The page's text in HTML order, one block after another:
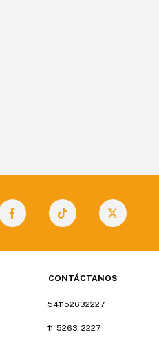
CONTÁCTANOS
541152632227
11-5263-2227